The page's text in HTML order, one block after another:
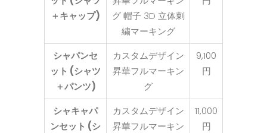
＋キャップ)
グ 帽子 3D 立体刺
繍マーキング
シャパンセ
ット (シャツ
＋パンツ)
カスタムデザイン
昇華フルマーキン
グ
9,100
円
シャキャパ
ンセット (シ
カスタムデザイン
昇華フルマーキン
11,000
円